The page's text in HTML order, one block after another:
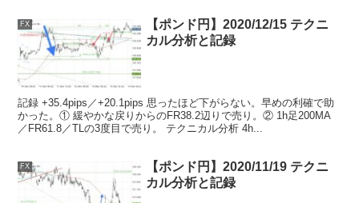
FX
【ポンド円】2020/12/15 テクニ
カル分析と記録
記録 +35.4pips／+20.1pips 思ったほど下がらない。早めの利確で助
かった。① 緩やかな戻りからのFR38.2辺りで売り。② 1h足200MA
／FR61.8／TLの3度目で売り。 テクニカル分析 4h...
FX
【ポンド円】2020/11/19 テクニ
カル分析と記録